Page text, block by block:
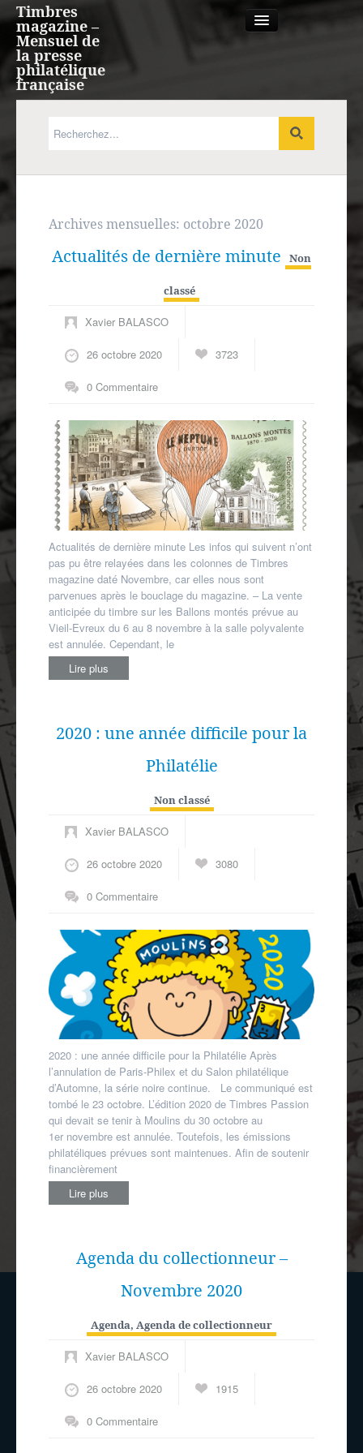
Timbres
magazine –
Mensuel de
la presse
philatélique
française
Expression française
Europe
Agenda
Autres spécialités
Archives mensuelles: octobre 2020
Actualités de dernière minute Non
classé
Xavier BALASCO
26 octobre 2020 3723
0 Commentaire
Actualités de dernière minute Les infos qui suivent n’ont
pas pu être relayées dans les colonnes de Timbres
magazine daté Novembre, car elles nous sont
parvenues après le bouclage du magazine. – La vente
anticipée du timbre sur les Ballons montés prévue au
Vieil-Evreux du 6 au 8 novembre à la salle polyvalente
est annulée. Cependant, le
Lire plus
2020 : une année difficile pour la
Philatélie
Non classé
Xavier BALASCO
26 octobre 2020 3080
0 Commentaire
2020 : une année difficile pour la Philatélie Après
l’annulation de Paris-Philex et du Salon philatélique
d’Automne, la série noire continue. Le communiqué est
tombé le 23 octobre. L’édition 2020 de Timbres Passion
qui devait se tenir à Moulins du 30 octobre au
1er novembre est annulée. Toutefois, les émissions
philatéliques prévues sont maintenues. Afin de soutenir
financièrement
Lire plus
Agenda du collectionneur –
Novembre 2020
Agenda, Agenda de collectionneur
Xavier BALASCO
26 octobre 2020 1915
0 Commentaire